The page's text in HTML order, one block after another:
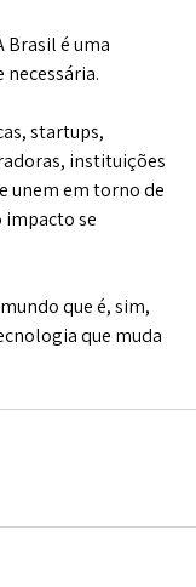
Brasil é uma
startups,
instituições
unem em torno de
impacto se
que é, sim,
que muda